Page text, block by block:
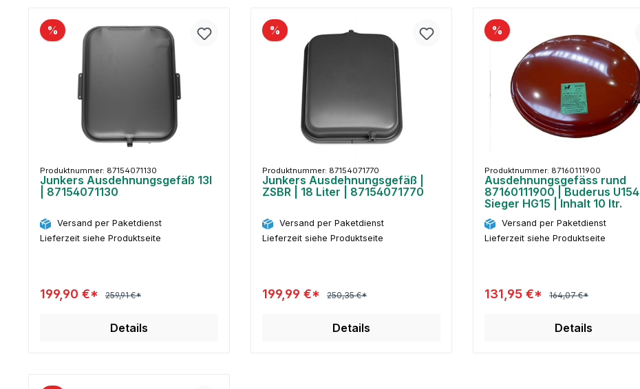
%
Produktnummer: 87154071130
Junkers Ausdehnungsgefäß 13l
| 87154071130
Versand per Paketdienst
Lieferzeit siehe Produktseite
199,90 €* 259,91 €*
Details
%
Produktnummer: 87154071770
Junkers Ausdehnungsgefäß |
ZSBR | 18 Liter | 87154071770
Versand per Paketdienst
Lieferzeit siehe Produktseite
199,99 €* 250,35 €*
Details
%
Produktnummer: 87160111900
Ausdehnungsgefäss rund
87160111900 | Buderus U154 |
Sieger HG15 | Inhalt 10 ltr.
Versand per Paketdienst
Lieferzeit siehe Produktseite
131,95 €* 164,07 €*
Details